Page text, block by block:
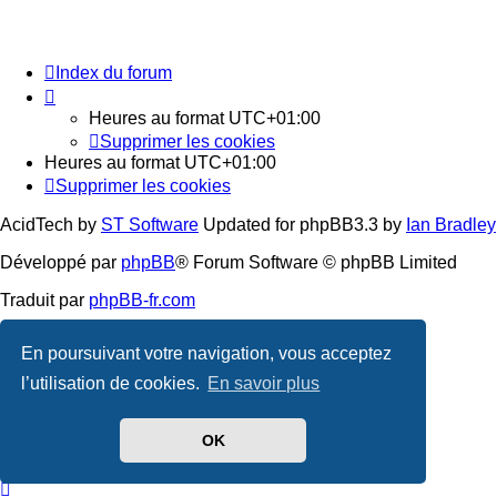
En poursuivant votre navigation, vous acceptez
l’utilisation de cookies. En savoir plus
OK
Index du forum
Heures au format UTC+01:00
Supprimer les cookies
Heures au format UTC+01:00
Supprimer les cookies
AcidTech by ST Software Updated for phpBB3.3 by Ian Bradley
Développé par phpBB® Forum Software © phpBB Limited
Traduit par phpBB-fr.com